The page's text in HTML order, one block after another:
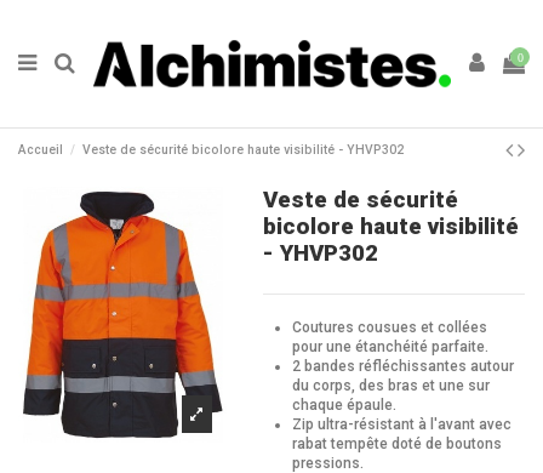
0
Accueil Veste de sécurité bicolore haute visibilité - YHVP302
Veste de sécurité
bicolore haute visibilité
- YHVP302
Coutures cousues et collées
pour une étanchéité parfaite.
2 bandes réfléchissantes autour
du corps, des bras et une sur
chaque épaule.
Zip ultra-résistant à l'avant avec
rabat tempête doté de boutons
pressions.